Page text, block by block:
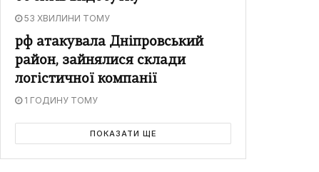
53 ХВИЛИНИ ТОМУ
рф атакувала Дніпровський
район, зайнялися склади
логістичної компанії
1 ГОДИНУ ТОМУ
ПОКАЗАТИ ЩЕ